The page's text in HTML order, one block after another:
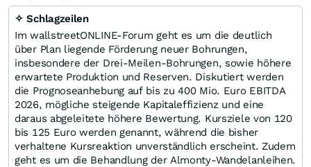
✧ Schlagzeilen
Im wallstreetONLINE-Forum geht es um die deutlich
über Plan liegende Förderung neuer Bohrungen,
insbesondere der Drei-Meilen-Bohrungen, sowie höhere
erwartete Produktion und Reserven. Diskutiert werden
die Prognoseanhebung auf bis zu 400 Mio. Euro EBITDA
2026, mögliche steigende Kapital­effizienz und eine
daraus abgeleitete höhere Bewertung. Kursziele von 120
bis 125 Euro werden genannt, während die bisher
verhaltene Kursreaktion unverständlich erscheint. Zudem
geht es um die Behandlung der Almonty-Wandelanleihen.